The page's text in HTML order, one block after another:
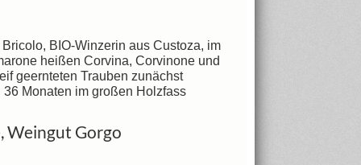
BIO-Winzerin aus Custoza, im
heißen Corvina, Corvinone und
geernteten Trauben zunächst
Monaten im großen Holzfass
Weingut Gorgo